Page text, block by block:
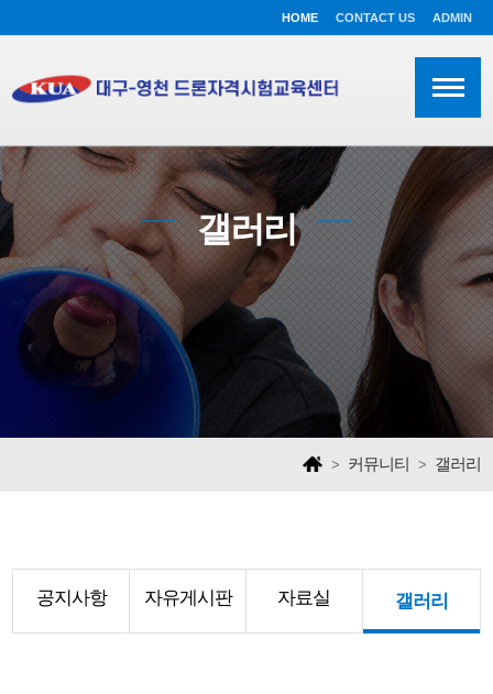
HOME CONTACT US ADMIN
갤러리
> 커뮤니티 > 갤러리
공지사항 자유게시판 자료실 갤러리